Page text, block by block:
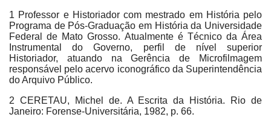
1 Professor e Historiador com mestrado em História pelo
Programa de Pós-Graduação em História da Universidade
Federal de Mato Grosso. Atualmente é Técnico da Área
Instrumental do Governo, perfil de nível superior
Historiador, atuando na Gerência de Microfilmagem
responsável pelo acervo iconográfico da Superintendência
do Arquivo Público.
2 CERETAU, Michel de. A Escrita da História. Rio de
Janeiro: Forense-Universitária, 1982, p. 66.